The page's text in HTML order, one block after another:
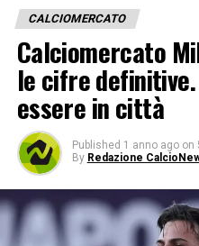
CALCIOMERCATO
Calciomercato
le cifre definitive.
essere in città
Published 1 anno ago on
By Redazione